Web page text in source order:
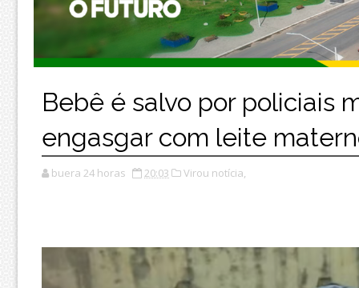
Bebê é salvo por policiais
engasgar com leite
buera 24 horas 20:03 Virou notícia,